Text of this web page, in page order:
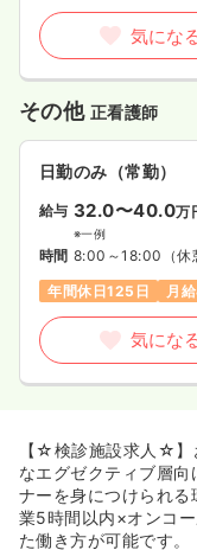
気にな
その他 正看護師
日勤のみ（常勤）
給与 32.0〜40.0万
※一例
時間 8:00～18:00 （
年間休日125日
月
気にな
【☆検診施設求人☆】
なエグゼクティブ層
ナーを身につけられ
業5時間以内×オンコ
た働き方が可能です。